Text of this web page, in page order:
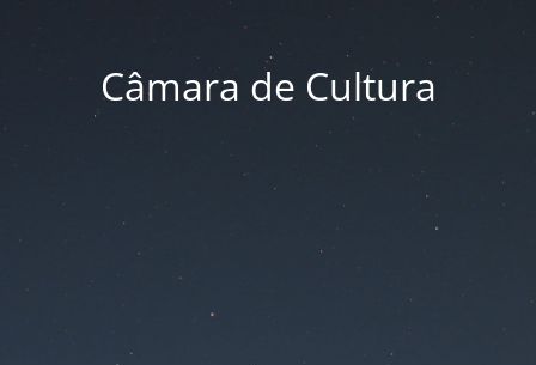
Câmara de Cultura